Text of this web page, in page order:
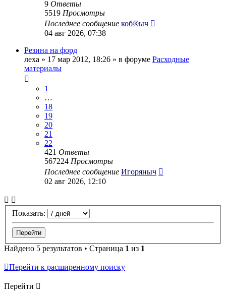
9 Ответы
5519 Просмотры
Последнее сообщение коб®ыч
04 авг 2026, 07:38
Резина на форд
леха » 17 мар 2012, 18:26 » в форуме Расходные
материалы
1
…
18
19
20
21
22
421 Ответы
567224 Просмотры
Последнее сообщение Игоряныч
02 авг 2026, 12:10
Показать:
Найдено 5 результатов • Страница 1 из 1
Перейти к расширенному поиску
Перейти